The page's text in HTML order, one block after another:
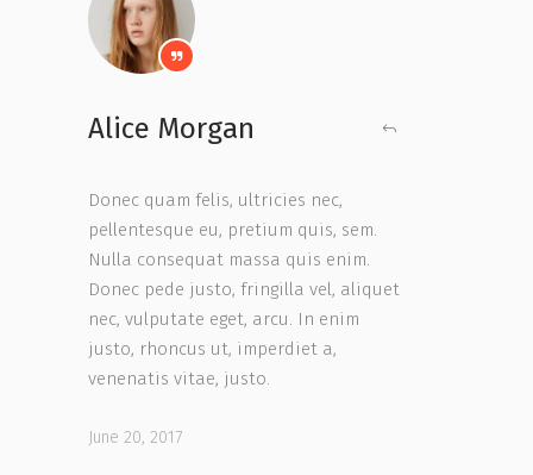
Alice Morgan
Donec quam felis, ultricies nec,
pellentesque eu, pretium quis, sem.
Nulla consequat massa quis enim.
Donec pede justo, fringilla vel, aliquet
nec, vulputate eget, arcu. In enim
justo, rhoncus ut, imperdiet a,
venenatis vitae, justo.
June 20, 2017